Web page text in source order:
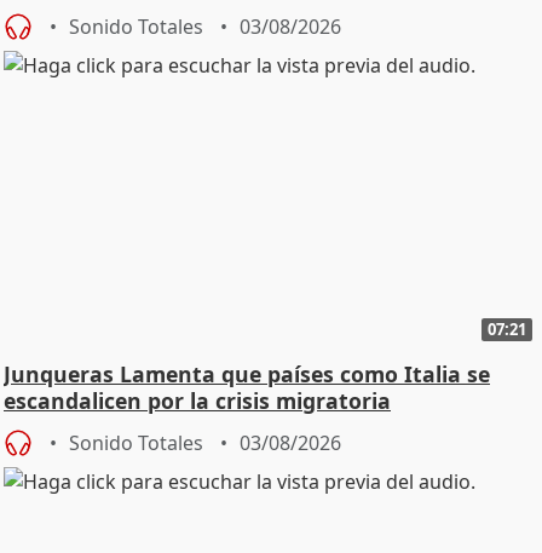
Sonido Totales 03/08/2026
07:21
Junqueras Lamenta que países como Italia se
escandalicen por la crisis migratoria
Sonido Totales 03/08/2026